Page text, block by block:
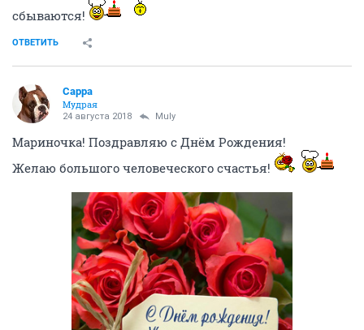
сбываются!
ОТВЕТИТЬ
Сарра
Мудрая
24 августа 2018 Muly
Мариночка! Поздравляю с Днём Рождения!
Желаю большого человеческого счастья!